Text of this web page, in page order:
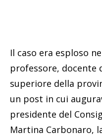
Il caso era esploso
professore, docente
superiore della
un post in cui
presidente del
Martina Carbonaro,